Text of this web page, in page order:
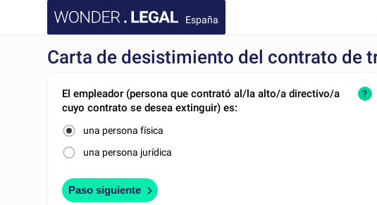
España
Carta de desistimiento del contrato de
El empleador (persona que contrató al/la alto/a directivo/a
cuyo contrato se desea extinguir) es:
una persona física
una persona jurídica
?
Paso siguiente